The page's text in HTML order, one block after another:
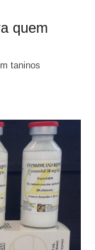
quem
taninos